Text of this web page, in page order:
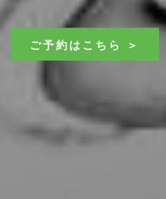
ご予約はこちら ＞